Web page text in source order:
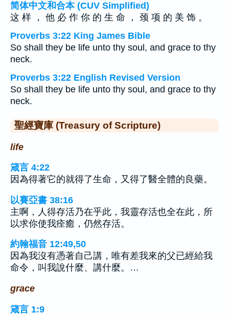
简体中文和合本 (CUV Simplified)
这 样 ， 他 必 作 你 的 生 命 ， 颈 项 的 美 饰 。
Proverbs 3:22 King James Bible
So shall they be life unto thy soul, and grace to thy
neck.
Proverbs 3:22 English Revised Version
So shall they be life unto thy soul, and grace to thy
neck.
聖經寶庫 (Treasury of Scripture)
life
箴言 4:22
因為得著它的就得了生命，又得了醫全體的良藥。
以賽亞書 38:16
主啊，人得存活乃在乎此，我靈存活也全在此，所
以求你使我痊癒，仍然存活。
約翰福音 12:49,50
因為我沒有憑著自己講，唯有差我來的父已經給我
命令，叫我說什麼、講什麼。…
grace
箴言 1:9